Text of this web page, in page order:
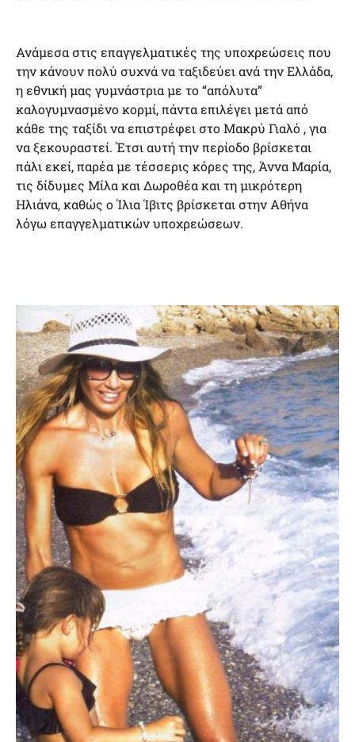
Ανάμεσα στις επαγγελματικές της υποχρεώσεις που
την κάνουν πολύ συχνά να ταξιδεύει ανά την Ελλάδα,
η εθνική μας γυμνάστρια με το “απόλυτα”
καλογυμνασμένο κορμί, πάντα επιλέγει μετά από
κάθε της ταξίδι να επιστρέφει στο Μακρύ Γιαλό , για
να ξεκουραστεί. Έτσι αυτή την περίοδο βρίσκεται
πάλι εκεί, παρέα με τέσσερις κόρες της, Άννα Μαρία,
τις δίδυμες Μίλα και Δωροθέα και τη μικρότερη
Ηλιάνα, καθώς ο Ίλια Ίβιτς βρίσκεται στην Αθήνα
λόγω επαγγελματικών υποχρεώσεων.